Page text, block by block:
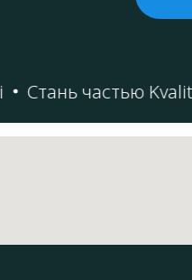
Стань частью Kvalitelli